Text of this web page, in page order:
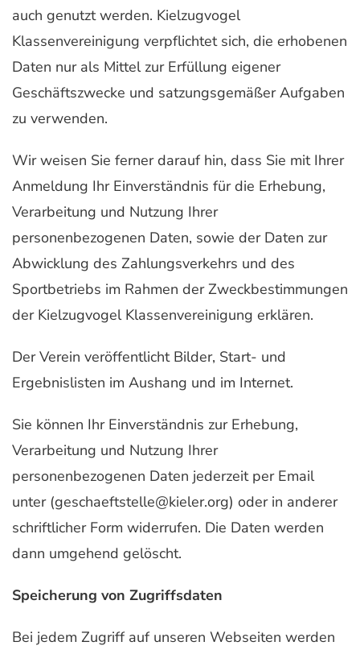
auch genutzt werden. Kielzugvogel
Klassenvereinigung verpflichtet sich, die erhobenen
Daten nur als Mittel zur Erfüllung eigener
Geschäftszwecke und satzungsgemäßer Aufgaben
zu verwenden.
Wir weisen Sie ferner darauf hin, dass Sie mit Ihrer
Anmeldung Ihr Einverständnis für die Erhebung,
Verarbeitung und Nutzung Ihrer
personenbezogenen Daten, sowie der Daten zur
Abwicklung des Zahlungsverkehrs und des
Sportbetriebs im Rahmen der Zweckbestimmungen
der Kielzugvogel Klassenvereinigung erklären.
Der Verein veröffentlicht Bilder, Start- und
Ergebnislisten im Aushang und im Internet.
Sie können Ihr Einverständnis zur Erhebung,
Verarbeitung und Nutzung Ihrer
personenbezogenen Daten jederzeit per Email
unter (geschaeftstelle@kieler.org) oder in anderer
schriftlicher Form widerrufen. Die Daten werden
dann umgehend gelöscht.
Speicherung von Zugriffsdaten
Bei jedem Zugriff auf unseren Webseiten werden